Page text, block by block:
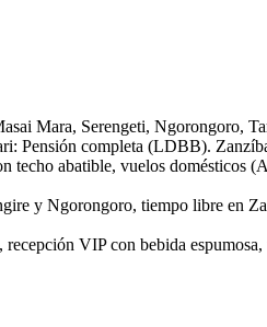
Mara, Serengeti, Ngorongoro,
Pensión completa (LDBB).
techo abatible, vuelos domésticos
y Ngorongoro, tiempo libre en
VIP con bebida